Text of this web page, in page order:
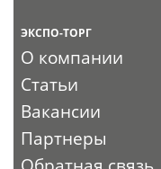
ЭКСПО-ТОРГ
О компании
Статьи
Вакансии
Партнеры